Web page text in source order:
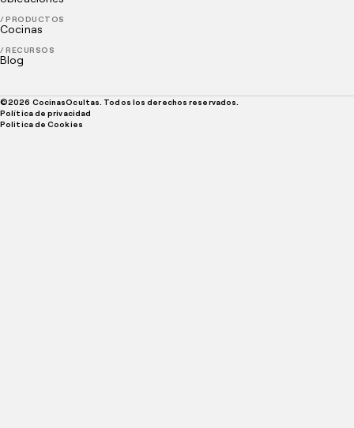
/ PRODUCTOS
Cocinas
/ RECURSOS
Blog
©2026 CocinasOcultas. Todos los derechos reservados.
Política de privacidad
Politica de Cookies